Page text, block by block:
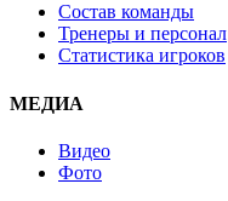
Состав команды
Тренеры и персонал
Статистика игроков
МЕДИА
Видео
Фото